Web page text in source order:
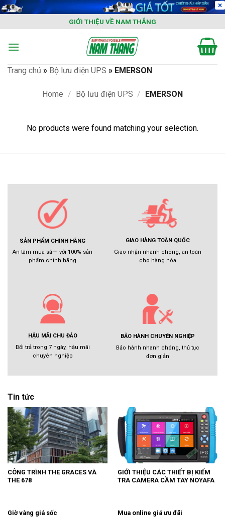
Skip
content
GIỚI THIỆU VỀ NAM THẮNG
Trang chủ » Bộ lưu điện UPS » EMERSON
Home / Bộ lưu điện UPS / EMERSON
No products were found matching your selection.
SẢN PHẨM CHÍNH HÃNG
An tâm mua sắm với 100% sản
phẩm chính hãng
GIAO HÀNG TOÀN QUỐC
Giao nhận nhanh chóng, an toàn
cho hàng hóa
HẬU MÃI CHU ĐÁO
Đổi trả trong 7 ngày, hậu mãi
chuyên nghiệp
BẢO HÀNH CHUYÊN NGHIỆP
Bảo hành nhanh chóng, thủ tục
đơn giản
Tin tức
CÔNG TRÌNH THE GRACES VÀ
THE 678
GIỚI THIỆU CÁC THIẾT BỊ KIỂM
TRA CAMERA CẦM TAY NOYAFA
Giờ vàng giá sốc Mua online giá ưu đãi